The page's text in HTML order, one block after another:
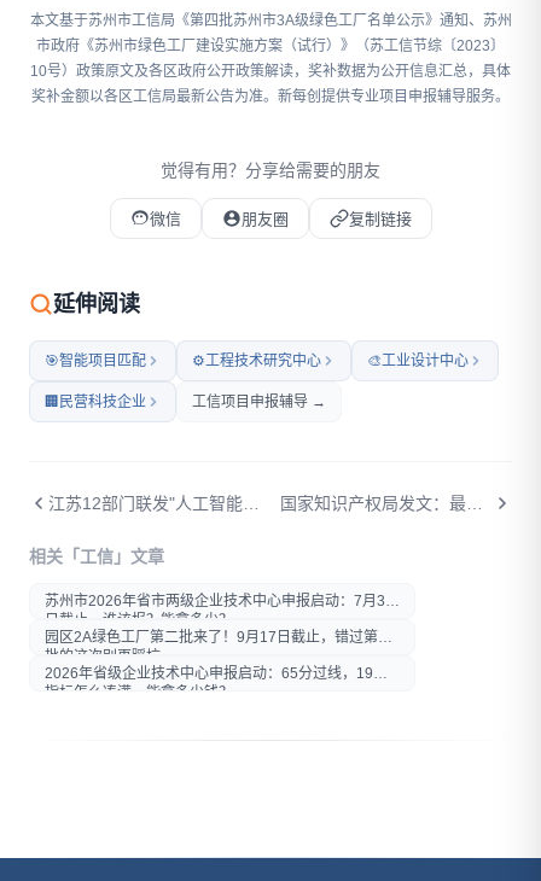
本文基于苏州市工信局《第四批苏州市3A级绿色工厂名单公示》通知、苏州
市政府《苏州市绿色工厂建设实施方案（试行）》（苏工信节综〔2023〕
10号）政策原文及各区政府公开政策解读，奖补数据为公开信息汇总，具体
奖补金额以各区工信局最新公告为准。新每创提供专业项目申报辅导服务。
觉得有用？分享给需要的朋友
微信 朋友圈 复制链接
微信扫码打开本文
在微信内打开后分享给好友或
延伸阅读
🎯智能项目匹配 ⚙️工程技术研究中心 🎨工业设计中心
🏢 民营科技企业 工信项目申报辅导 →
相关「工信」文章
苏州市2026年省市两级企业技术中心申报启动：7月30
日截止，谁该报？能拿多少？
园区2A绿色工厂第二批来了！9月17日截止，错过第一
批的这次别再踩坑
2026年省级企业技术中心申报启动：65分过线，19项
指标怎么凑满、能拿多少钱？